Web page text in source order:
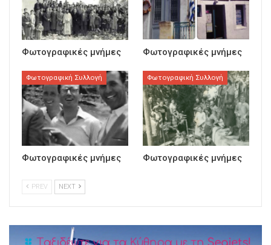
Φωτογραφικές μνήμες Φωτογραφικές μνήμες
Φωτογραφική Συλλογή
Φωτογραφικές μνήμες
Φωτογραφική Συλλογή
Φωτογραφικές μνήμες
PREV NEXT